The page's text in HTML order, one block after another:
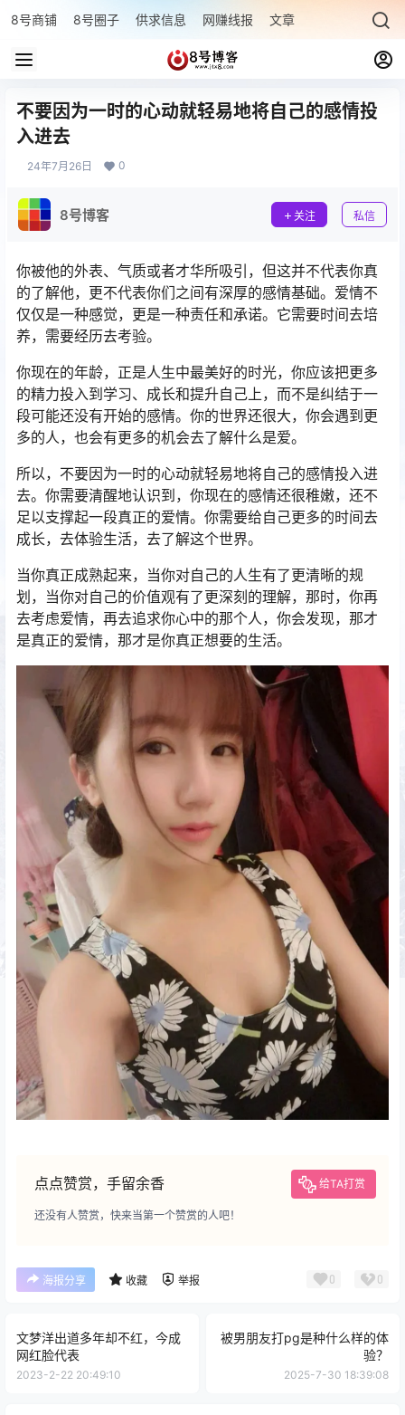
8号商铺 8号圈子 供求信息 网赚线报 文章专题 最新文章
不要因为一时的心动就轻易地将自己的感情投
入进去
24年7月26日 0
8号博客 关注 私信
你被他的外表、气质或者才华所吸引，但这并不代表你真
的了解他，更不代表你们之间有深厚的感情基础。爱情不
仅仅是一种感觉，更是一种责任和承诺。它需要时间去培
养，需要经历去考验。
你现在的年龄，正是人生中最美好的时光，你应该把更多
的精力投入到学习、成长和提升自己上，而不是纠结于一
段可能还没有开始的感情。你的世界还很大，你会遇到更
多的人，也会有更多的机会去了解什么是爱。
所以，不要因为一时的心动就轻易地将自己的感情投入进
去。你需要清醒地认识到，你现在的感情还很稚嫩，还不
足以支撑起一段真正的爱情。你需要给自己更多的时间去
成长，去体验生活，去了解这个世界。
当你真正成熟起来，当你对自己的人生有了更清晰的规
划，当你对自己的价值观有了更深刻的理解，那时，你再
去考虑爱情，再去追求你心中的那个人，你会发现，那才
是真正的爱情，那才是你真正想要的生活。
点点赞赏，手留余香 给TA打赏
还没有人赞赏，快来当第一个赞赏的人吧！
海报分享 收藏 举报 0 0
文梦洋出道多年却不红，今成
网红脸代表
2023-2-22 20:49:10
被男朋友打pg是种什么样的体
验？
2025-7-30 18:39:08